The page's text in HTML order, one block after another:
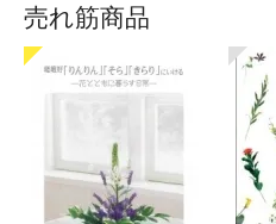
売れ筋商品